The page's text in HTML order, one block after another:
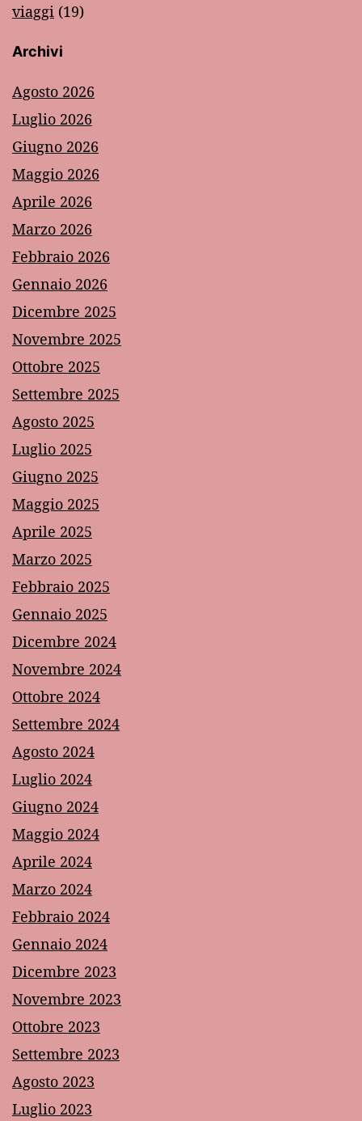
viaggi (19)
Archivi
Agosto 2026
Luglio 2026
Giugno 2026
Maggio 2026
Aprile 2026
Marzo 2026
Febbraio 2026
Gennaio 2026
Dicembre 2025
Novembre 2025
Ottobre 2025
Settembre 2025
Agosto 2025
Luglio 2025
Giugno 2025
Maggio 2025
Aprile 2025
Marzo 2025
Febbraio 2025
Gennaio 2025
Dicembre 2024
Novembre 2024
Ottobre 2024
Settembre 2024
Agosto 2024
Luglio 2024
Giugno 2024
Maggio 2024
Aprile 2024
Marzo 2024
Febbraio 2024
Gennaio 2024
Dicembre 2023
Novembre 2023
Ottobre 2023
Settembre 2023
Agosto 2023
Luglio 2023